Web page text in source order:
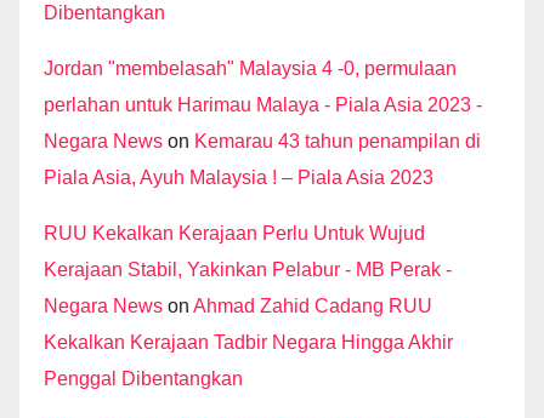
Dibentangkan
Jordan "membelasah" Malaysia 4 -0, permulaan
perlahan untuk Harimau Malaya - Piala Asia 2023 -
Negara News on Kemarau 43 tahun penampilan di
Piala Asia, Ayuh Malaysia ! – Piala Asia 2023
RUU Kekalkan Kerajaan Perlu Untuk Wujud
Kerajaan Stabil, Yakinkan Pelabur - MB Perak -
Negara News on Ahmad Zahid Cadang RUU
Kekalkan Kerajaan Tadbir Negara Hingga Akhir
Penggal Dibentangkan